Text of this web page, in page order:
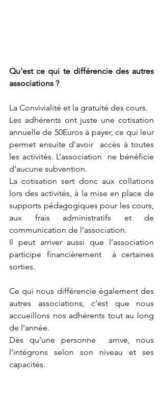
Qu'est ce qui te différencie des autres
associations ?
La Convivialité et la gratuité des cours.
Les adhérents ont juste une cotisation
annuelle de 50Euros à payer, ce qui leur
permet ensuite d’avoir  accès à toutes
les activités. L’association  ne bénéficie
d’aucune subvention.
La cotisation sert donc aux collations
lors des activités, à la mise en place de
supports pédagogiques pour les cours,
aux frais administratifs et de
communication de l’association.
Il peut arriver aussi que l’association
participe financièrement  à certaines
sorties.
Ce qui nous différencie également des
autres associations, c’est que nous
accueillons nos adhérents tout au long
de l’année.
Dès qu’une personne  arrive, nous
l’intégrons selon son niveau et ses
capacités.